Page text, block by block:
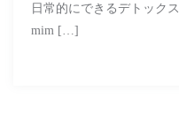
日常的にできるデトックス
mim […]